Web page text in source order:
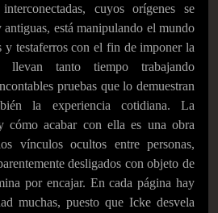
cuyos orígenes se
antiguas, está manipulando el mundo
y testaferros con el fin de imponer la
tanto tiempo trabajando
pruebas que lo demuestran
la experiencia cotidiana. La
cómo acabar con ella es una obra
vínculos ocultos entre personas,
desligados con objeto de
por encajar. En cada página hay
muchas, puesto que Icke desvela